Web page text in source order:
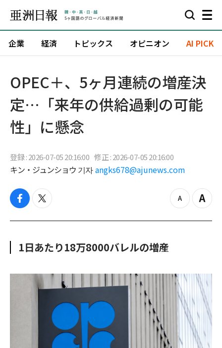
企業 経済 トピックス オピニオン AI PICK
OPEC＋、5ヶ月連続の増産決
定…「来年の供給過剰の可能
性」に懸念
登録 : 2026-07-05 20:16:00 修正 : 2026-07-05 20:16:00
キン・ジュンショウ 기자 angks678@ajunews.com
f
c
o
t
i
e
z
o
Z
o
1日あたり18万8000バレルの増産